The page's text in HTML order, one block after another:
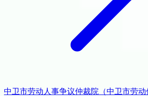
中卫市劳动人事争议仲裁院（中卫市劳动